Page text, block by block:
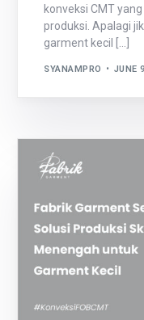
konveksi CMT
produksi. Apalagi
garment kecil […]
SYANAMPRO JUNE